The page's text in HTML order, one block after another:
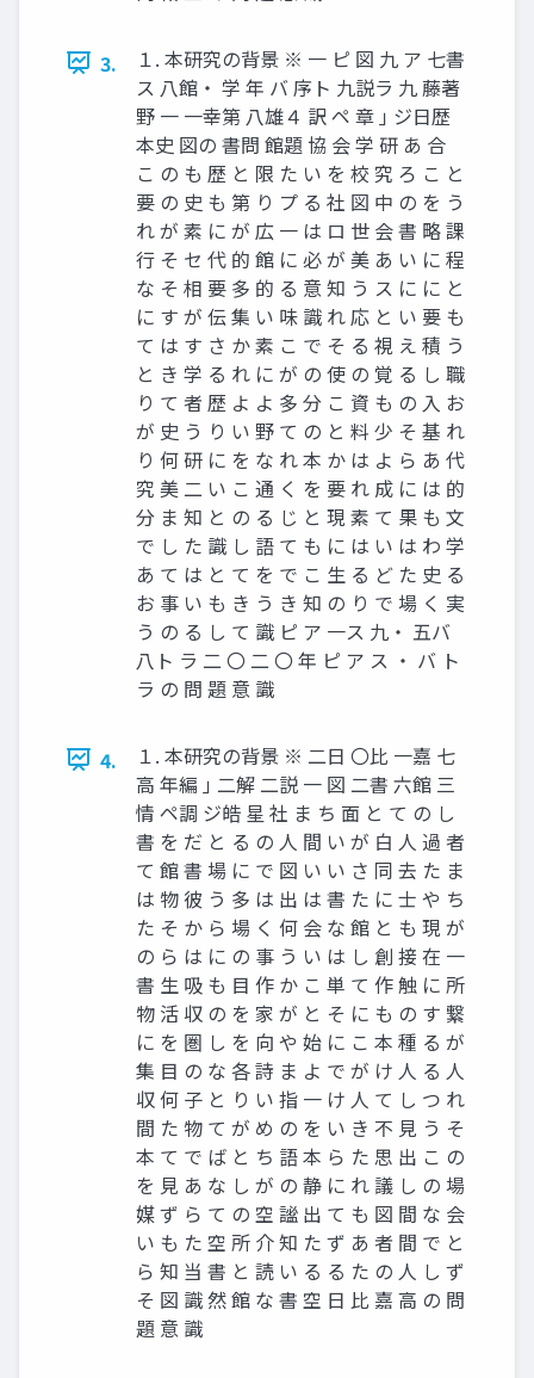
3.
１. 本研究の背景 ※ 一 ピ 図 九 ア 七書
ス 八館・ 学 年 バ 序ト 九説ラ 九 藤著
野 一 一幸第 八雄４ 訳 ペ 章 ｣ ジ日歴
本史 図の 書問 館題 協 会 学 研 あ 合
こ の も 歴 と 限 た い を 校 究 ろ こ と
要 の 史 も 第 り プ る 社 図 中 の を う
れ が 素 に が 広 一 は ロ 世 会 書 略 課
行 そ セ 代 的 館 に 必 が 美 あ い に 程
な そ 相 要 多 的 る 意 知 う ス に に と
に す が 伝 集 い 味 識 れ 応 と い 要 も
て は す さ か 素 こ で そ る 視 え 積 う
と き 学 る れ に が の 使 の 覚 る し 職
り て 者 歴 よ よ 多 分 こ 資 も の 入 お
が 史 う り い 野 て の と 料 少 そ 基 れ
り 何 研 に を な れ 本 か は よ ら あ 代
究 美 二 い こ 通 く を 要 れ 成 に は 的
分 ま 知 と の る じ と 現 素 て 果 も 文
で し た 識 し 語 て も に は い は わ 学
あ て は と て を で こ 生 る ど た 史 る
お 事 い も き う き 知 の り で 場 く 実
う の る し て 識 ピ ア 一ス 九・ 五バ
八ト ラ 二 〇 二 〇 年 ピ ア ス ・ バ ト
ラ の 問 題 意 識
4.
１. 本研究の背景 ※ 二日 〇比 一嘉 七
高 年編 ｣ 二解 二説 一 図 二書 六館 三
情 ペ調 ジ皓 星 社 ま ち 面 と て の し
書 を だ と る の 人 間 い が 白 人 過 者
て 館 書 場 に で 図 い い さ 同 去 た ま
は 物 彼 う 多 は 出 は 書 た に 士 や ち
た そ か ら 場 く 何 会 な 館 と も 現 が
の ら は に の 事 う い は し 創 接 在 一
書 生 吸 も 目 作 か こ 単 て 作 触 に 所
物 活 収 の を 家 が と そ に も の す 繋
に を 圏 し を 向 や 始 に こ 本 種 る が
集 目 の な 各 詩 ま よ で が け 人 る 人
収 何 子 と り い 指 一 け 人 て し つ れ
間 た 物 て が め の を い き 不 見 う そ
本 て で ば と ち 語 本 ら た 思 出 こ の
を 見 あ な し が の 静 に れ 議 し の 場
媒 ず ら て の 空 謐 出 て も 図 間 な 会
い も た 空 所 介 知 た ず あ 者 間 で と
ら 知 当 書 と 読 い る る た の 人 し ず
そ 図 識 然 館 な 書 空 日 比 嘉 高 の 問
題 意 識